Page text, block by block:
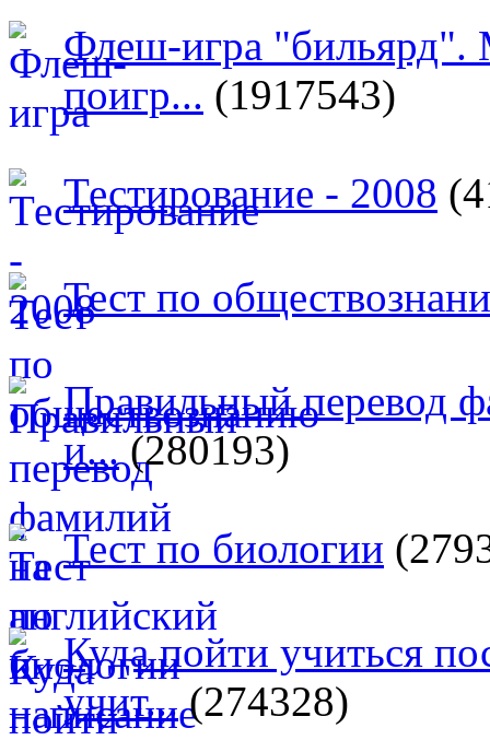
Флеш-игра "бильярд".
поигр... (1917543)
Тестирование - 2008
Тест по
Правильный перевод
и...(280193)
Тест по биологии
Куда пойти учиться
учит...(274328)